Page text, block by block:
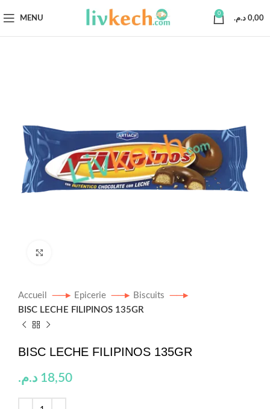
MENU
0
0,00 د.م.
Accueil Epicerie
Biscuits
BISC LECHE FILIPINOS 135GR
BISC LECHE FILIPINOS 135GR
18,50 د.م.